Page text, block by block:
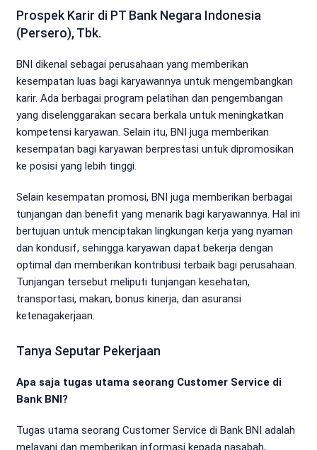
Prospek Karir di PT Bank Negara Indonesia
(Persero), Tbk.
BNI dikenal sebagai perusahaan yang memberikan
kesempatan luas bagi karyawannya untuk mengembangkan
karir. Ada berbagai program pelatihan dan pengembangan
yang diselenggarakan secara berkala untuk meningkatkan
kompetensi karyawan. Selain itu, BNI juga memberikan
kesempatan bagi karyawan berprestasi untuk dipromosikan
ke posisi yang lebih tinggi.
Selain kesempatan promosi, BNI juga memberikan berbagai
tunjangan dan benefit yang menarik bagi karyawannya. Hal ini
bertujuan untuk menciptakan lingkungan kerja yang nyaman
dan kondusif, sehingga karyawan dapat bekerja dengan
optimal dan memberikan kontribusi terbaik bagi perusahaan.
Tunjangan tersebut meliputi tunjangan kesehatan,
transportasi, makan, bonus kinerja, dan asuransi
ketenagakerjaan.
Tanya Seputar Pekerjaan
Apa saja tugas utama seorang Customer Service di
Bank BNI?
Tugas utama seorang Customer Service di Bank BNI adalah
melayani dan memberikan informasi kepada nasabah,